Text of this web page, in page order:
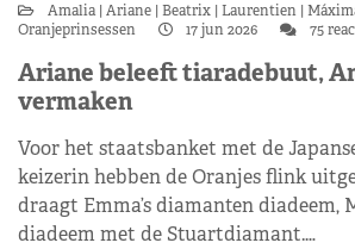
Amalia Ariane Beatrix Laurentien
Oranjeprinsessen
17 jun 2026 75
Ariane beleeft tiaradebuut,
vermaken
Voor het staatsbanket met de
keizerin hebben de Oranjes flink
draagt Emma’s diamanten diadeem,
diadeem met de Stuartdiamant.…